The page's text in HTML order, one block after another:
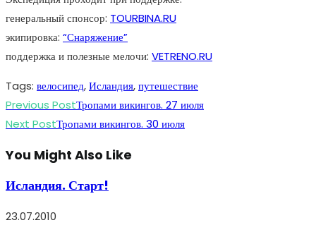
генеральный спонсор: TOURBINA.RU
экипировка: “Снаряжение”
поддержка и полезные мелочи: VETRENO.RU
Tags: велосипед,Исландия,путешествие
Read
more
Previous PostТропами викингов. 27 июля
Next PostТропами викингов. 30 июля
You Might Also Like
Исландия. Старт!
23.07.2010